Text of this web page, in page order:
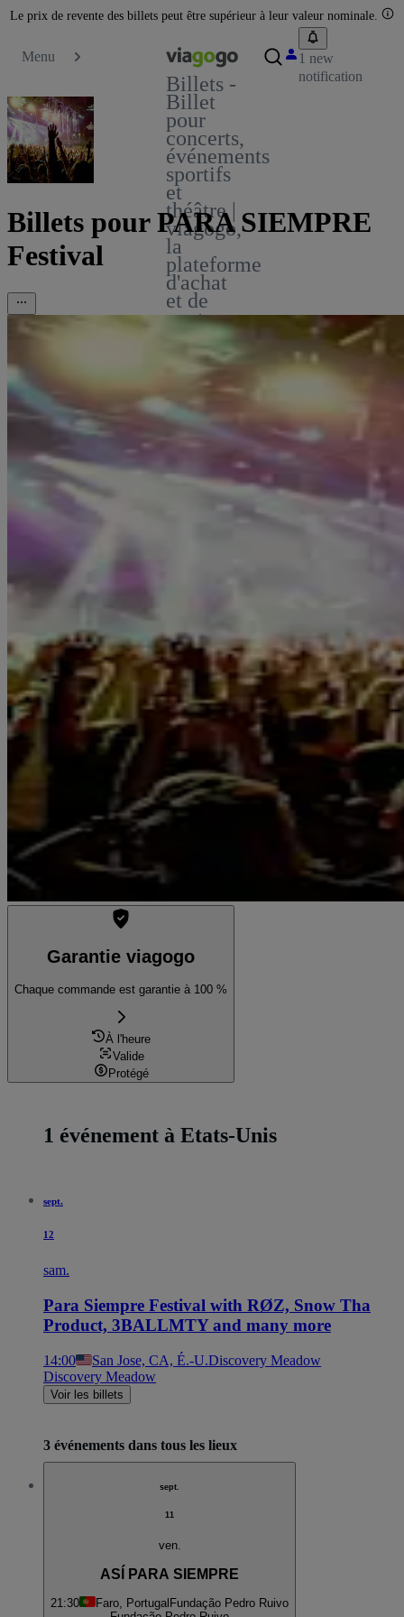
Le prix de revente des billets peut être supérieur à leur valeur nominale.
Menu
Billets -
Billet
pour
concerts,
événements
sportifs
et
théâtre |
viagogo,
la
plateforme
d'achat
et de
vente
de
billets
1 new
notification
Billets pour PARA SIEMPRE
Festival
Garantie viagogo
Chaque commande est garantie à 100 %
À l'heure
Valide
Protégé
1 événement à Etats-Unis
sept.
12
sam.
Para Siempre Festival with RØZ, Snow Tha
Product, 3BALLMTY and many more
14:00 San Jose, CA, É.-U.Discovery Meadow
Discovery Meadow
Voir les billets
3 événements dans tous les lieux
sept.
11
ven.
ASÍ PARA SIEMPRE
21:30 Faro, Portugal Fundação Pedro Ruivo